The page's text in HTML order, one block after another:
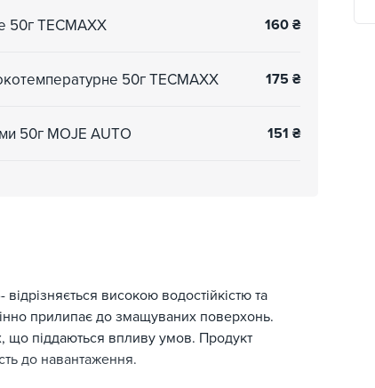
50г TECMAXX 160 ₴
50г TECMAXX 175 ₴
50г MOJE AUTO 151 ₴
- відрізняється високою водостійкістю та
прилипає до змащуваних поверхонь.
що піддаються впливу умов. Продукт
до навантаження.